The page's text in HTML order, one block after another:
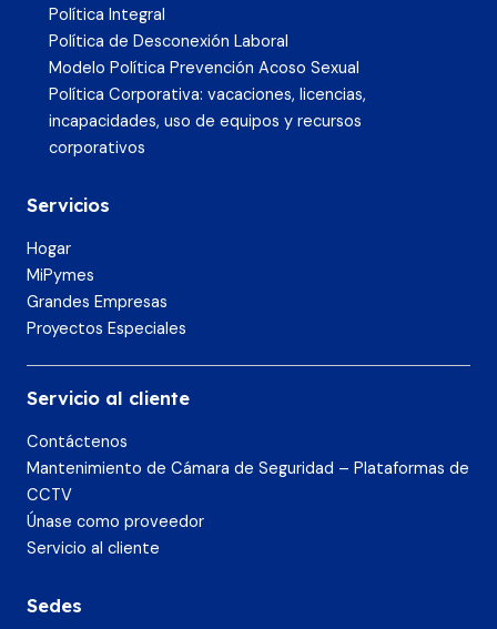
Política Integral
Política de Desconexión Laboral
Modelo Política Prevención Acoso Sexual
Política Corporativa: vacaciones, licencias,
incapacidades, uso de equipos y recursos
corporativos
Servicios
Hogar
MiPymes
Grandes Empresas
Proyectos Especiales
Servicio al cliente
Contáctenos
Mantenimiento de Cámara de Seguridad – Plataformas de
CCTV
Únase como proveedor
Servicio al cliente
Sedes